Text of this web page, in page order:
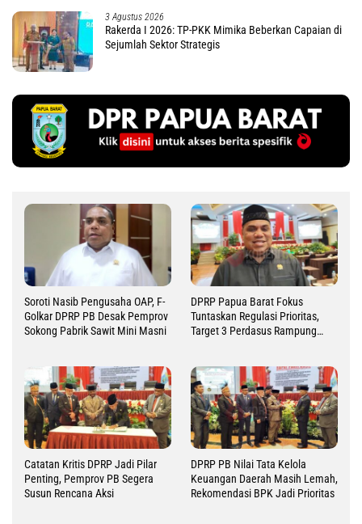
3 Agustus 2026
Rakerda I 2026: TP-PKK Mimika Beberkan Capaian di
Sejumlah Sektor Strategis
Soroti Nasib Pengusaha OAP, F-
Golkar DPRP PB Desak Pemprov
Sokong Pabrik Sawit Mini Masni
DPRP Papua Barat Fokus
Tuntaskan Regulasi Prioritas,
Target 3 Perdasus Rampung
Catatan Kritis DPRP Jadi Pilar
Penting, Pemprov PB Segera
Susun Rencana Aksi
DPRP PB Nilai Tata Kelola
Keuangan Daerah Masih Lemah,
Rekomendasi BPK Jadi Prioritas